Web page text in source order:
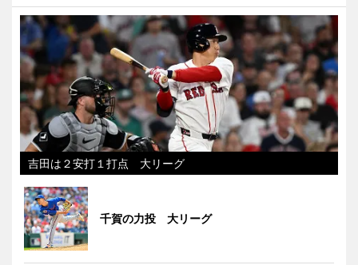
吉田は２安打１打点 大リーグ
千賀の力投 大リーグ